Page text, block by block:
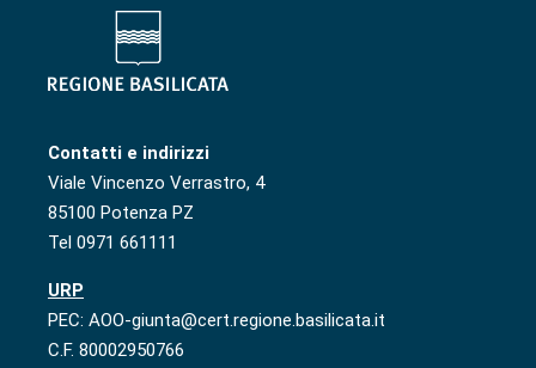
Contatti e indirizzi
Viale Vincenzo Verrastro, 4
85100 Potenza PZ
Tel 0971 661111
URP
PEC: AOO-giunta@cert.regione.basilicata.it
C.F. 80002950766